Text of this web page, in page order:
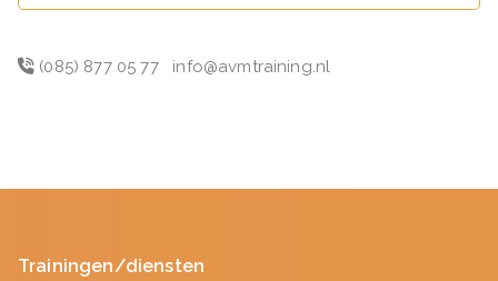
(085) 877 05 77 info@avmtraining.nl
Trainingen/diensten